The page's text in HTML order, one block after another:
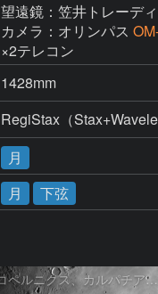
望遠鏡：笠井トレーデ
カメラ：オリンパス
×2テレコン
1428mm
RegiStax（Stax+Wavelet
月
月 下弦
コペルニクス、カルパチア山脈付近